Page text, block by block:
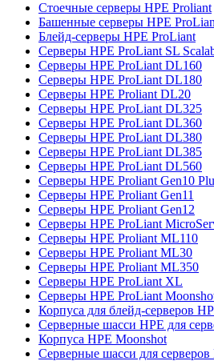
Стоечные серверы HPE Proliant
Башенные серверы HPE
Блейд-серверы HPE ProLiant
Серверы HPE ProLiant SL
Серверы HPE ProLiant DL160
Серверы HPE ProLiant DL180
Серверы HPE Proliant DL20
Серверы HPE ProLiant DL325
Серверы HPE ProLiant DL360
Серверы HPE ProLiant DL380
Серверы HPE ProLiant DL385
Серверы HPE ProLiant DL560
Серверы HPE Proliant Gen10
Серверы HPE Proliant Gen11
Серверы HPE Proliant Gen12
Серверы HPE ProLiant
Серверы HPE Proliant ML110
Серверы HPE Proliant ML30
Серверы HPE Proliant ML350
Серверы HPE ProLiant XL
Серверы HPE ProLiant
Корпуса для блейд-серверов
Серверные шасси HPE для
Корпуса HPE Moonshot
Серверные шасси для